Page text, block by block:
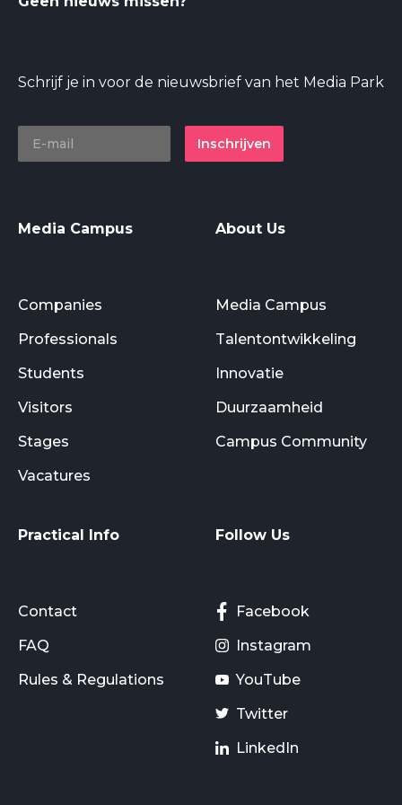
Schrijf je in voor de nieuwsbrief van het Media Park
Inschrijven
Media Campus
Companies
Professionals
Students
Visitors
Stages
Vacatures
About Us
Media Campus
Talentontwikkeling
Innovatie
Duurzaamheid
Campus Community
Practical Info
Contact
FAQ
Rules & Regulations
Follow Us
Facebook
Instagram
YouTube
Twitter
LinkedIn